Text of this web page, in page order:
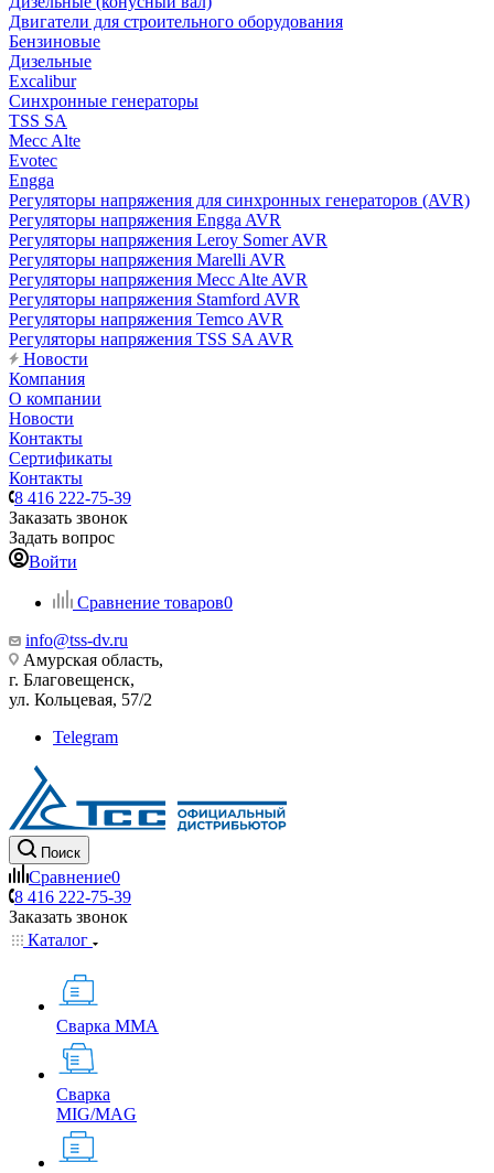
Двигатели для строительного оборудования
Бензиновые
Дизельные
Excalibur
Синхронные генераторы
TSS SA
Mecc Alte
Evotec
Engga
Регуляторы напряжения для синхронных генераторов (AVR)
Регуляторы напряжения Engga AVR
Регуляторы напряжения Leroy Somer AVR
Регуляторы напряжения Marelli AVR
Регуляторы напряжения Mecc Alte AVR
Регуляторы напряжения Stamford AVR
Регуляторы напряжения Temco AVR
Регуляторы напряжения TSS SA AVR
Новости
Компания
О компании
Новости
Контакты
Сертификаты
Контакты
8 416 222-75-39
Заказать звонок
Задать вопрос
Войти
Сравнение товаров0
info@tss-dv.ru
Амурская область,
г. Благовещенск,
ул. Кольцевая, 57/2
Telegram
Поиск
Сравнение0
8 416 222-75-39
Заказать звонок
Каталог
Сварка MMA
Сварка
MIG/MAG